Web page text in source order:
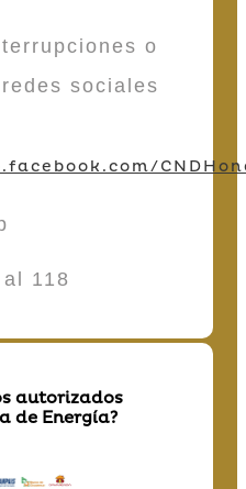
o
sociales
118
autorizados
de Energía?